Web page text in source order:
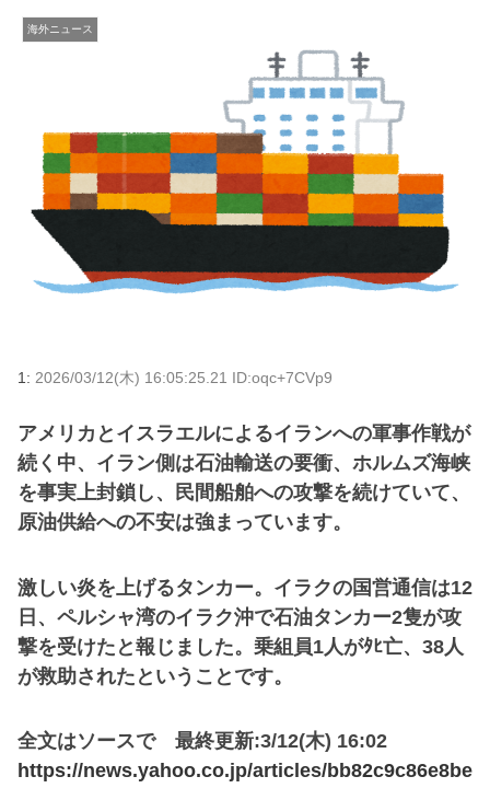
海外ニュース
1: 2026/03/12(木) 16:05:25.21 ID:oqc+7CVp9
アメリカとイスラエルによるイランへの軍事作戦が
続く中、イラン側は石油輸送の要衝、ホルムズ海峡
を事実上封鎖し、民間船舶への攻撃を続けていて、
原油供給への不安は強まっています。
激しい炎を上げるタンカー。イラクの国営通信は12
日、ペルシャ湾のイラク沖で石油タンカー2隻が攻
撃を受けたと報じました。乗組員1人がﾀﾋ亡、38人
が救助されたということです。
全文はソースで 最終更新:3/12(木) 16:02
https://news.yahoo.co.jp/articles/bb82c9c86e8be